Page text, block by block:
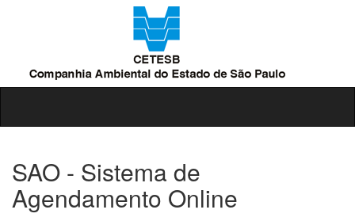
SAO - Sistema de
Agendamento Online